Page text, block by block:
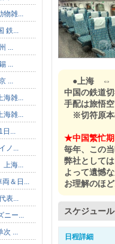
物雑...
鉄...
...
...
...
海雑...
海雑...
日...
ノ...
海...
両＆日...
表...
ニー...
次 ...
●上海 ⇔
中国の鉄道
手配は旅悟
※切符原本
★中国繁忙期
毎年、この
弊社として
よって遺憾
お理解のほ
スケジュール
日程詳細